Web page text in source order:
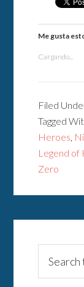
Me gusta
Cargando...
Filed
Tagged
Heroes
Legend of
Zero